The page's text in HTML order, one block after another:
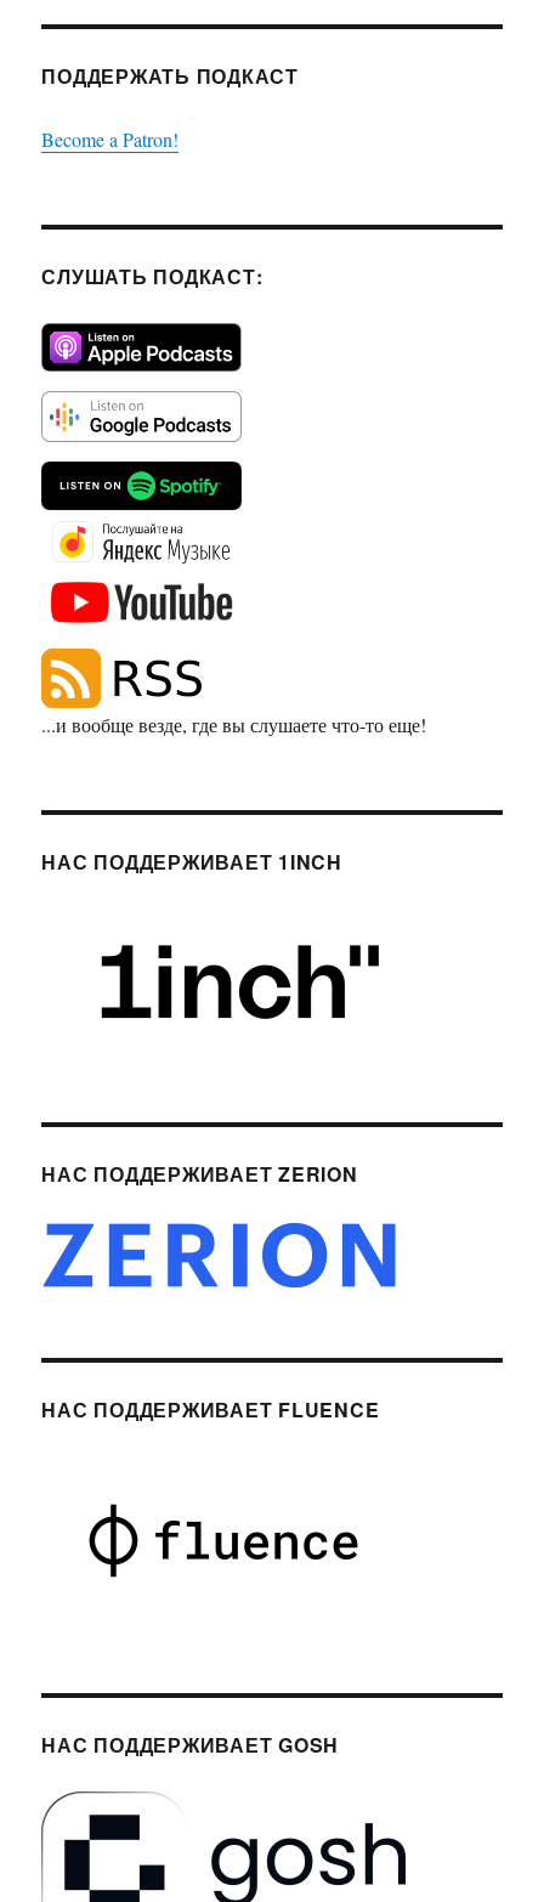
ПОДДЕРЖАТЬ ПОДКАСТ
Become a Patron!
СЛУШАТЬ ПОДКАСТ:
...и вообще везде, где вы слушаете что-то еще!
НАС ПОДДЕРЖИВАЕТ 1INCH
НАС ПОДДЕРЖИВАЕТ ZERION
НАС ПОДДЕРЖИВАЕТ FLUENCE
НАС ПОДДЕРЖИВАЕТ GOSH